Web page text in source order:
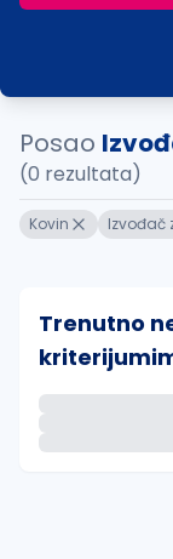
Posao
(0 rezultata)
Kovin Izvođač
Trenutno